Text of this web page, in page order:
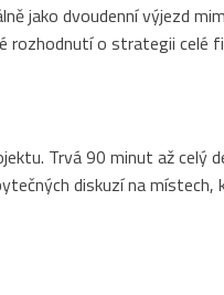
jako dvoudenní výjezd
rozhodnutí o strategii
Trvá 90 minut až celý
diskuzí na místech,